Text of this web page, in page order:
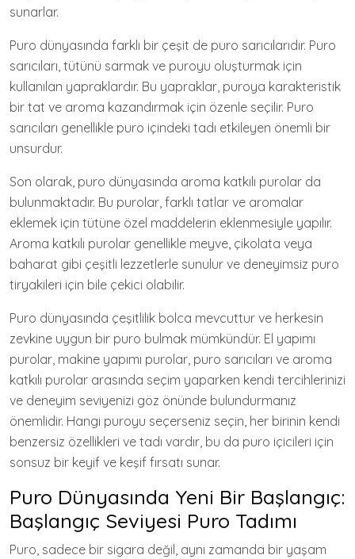
sunarlar.
Puro dünyasında farklı bir çeşit de puro sarıcılarıdır. Puro
sarıcıları, tütünü sarmak ve puroyu oluşturmak için
kullanılan yapraklardır. Bu yapraklar, puroya karakteristik
bir tat ve aroma kazandırmak için özenle seçilir. Puro
sarıcıları genellikle puro içindeki tadı etkileyen önemli bir
unsurdur.
Son olarak, puro dünyasında aroma katkılı purolar da
bulunmaktadır. Bu purolar, farklı tatlar ve aromalar
eklemek için tütüne özel maddelerin eklenmesiyle yapılır.
Aroma katkılı purolar genellikle meyve, çikolata veya
baharat gibi çeşitli lezzetlerle sunulur ve deneyimsiz puro
tiryakileri için bile çekici olabilir.
Puro dünyasında çeşitlilik bolca mevcuttur ve herkesin
zevkine uygun bir puro bulmak mümkündür. El yapımı
purolar, makine yapımı purolar, puro sarıcıları ve aroma
katkılı purolar arasında seçim yaparken kendi tercihlerinizi
ve deneyim seviyenizi göz önünde bulundurmanız
önemlidir. Hangi puroyu seçerseniz seçin, her birinin kendi
benzersiz özellikleri ve tadı vardır, bu da puro içicileri için
sonsuz bir keyif ve keşif fırsatı sunar.
Puro Dünyasında Yeni Bir Başlangıç:
Başlangıç Seviyesi Puro Tadımı
Puro, sadece bir sigara değil, aynı zamanda bir yaşam